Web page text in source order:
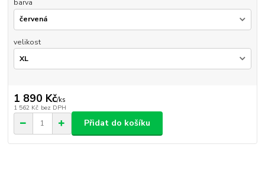
barva
velikost
1 890 Kč/ks
1 562 Kč bez DPH
Přidat do košíku